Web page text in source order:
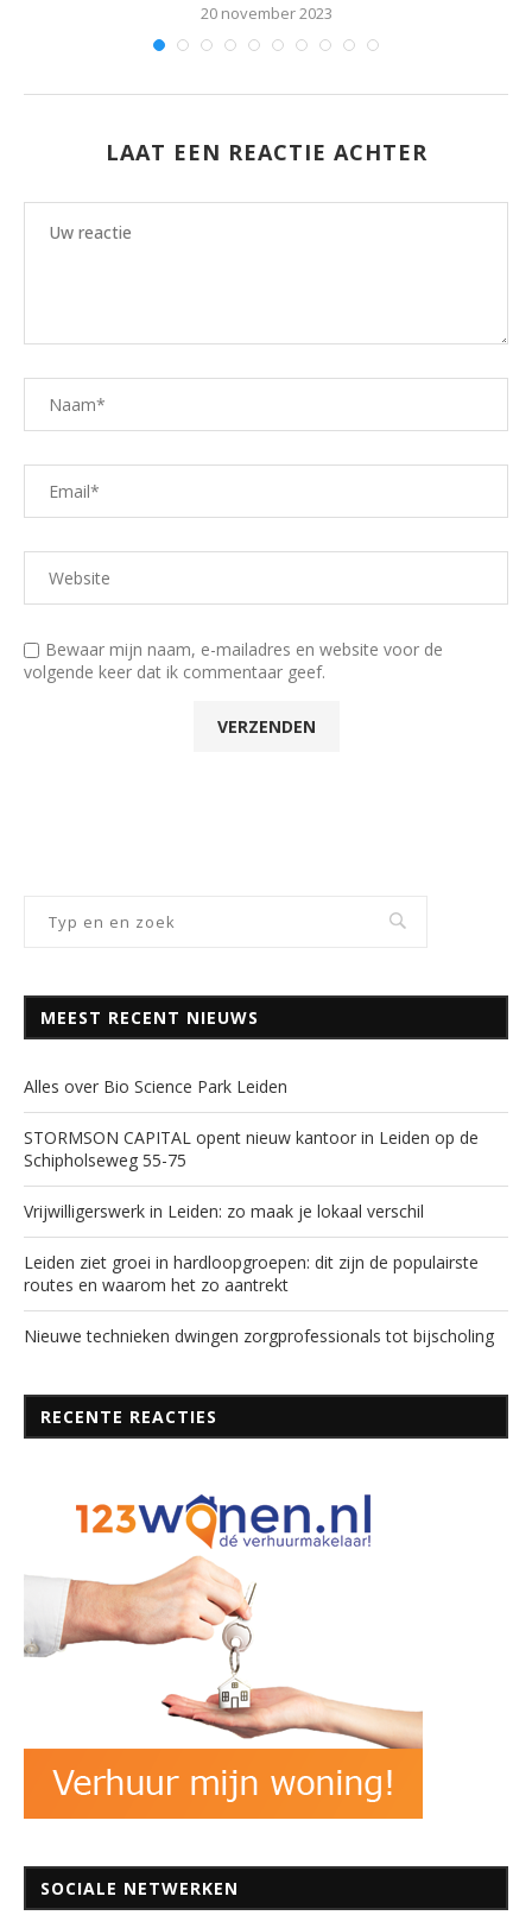
20 november 2023
LAAT EEN REACTIE ACHTER
Bewaar mijn naam, e-mailadres en website voor de
volgende keer dat ik commentaar geef.
MEEST RECENT NIEUWS
Alles over Bio Science Park Leiden
STORMSON CAPITAL opent nieuw kantoor in Leiden op de
Schipholseweg 55-75
Vrijwilligerswerk in Leiden: zo maak je lokaal verschil
Leiden ziet groei in hardloopgroepen: dit zijn de populairste
routes en waarom het zo aantrekt
Nieuwe technieken dwingen zorgprofessionals tot bijscholing
RECENTE REACTIES
SOCIALE NETWERKEN